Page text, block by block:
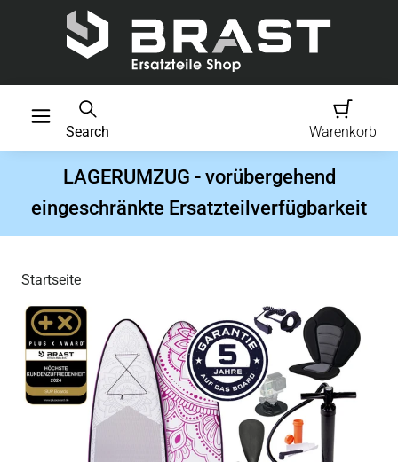
Search Warenkorb
LAGERUMZUG - vorübergehend
eingeschränkte Ersatzteilverfügbarkeit
Startseite